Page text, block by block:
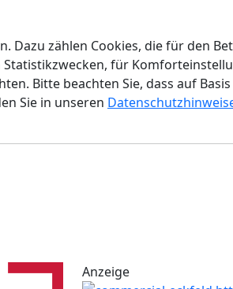
Dazu zählen Cookies, die für den
für
Bitte beachten Sie, dass auf
Sie in unseren
Anzeige